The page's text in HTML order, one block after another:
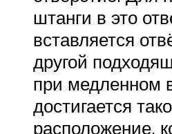
штанги в это
вставляется
другой
при медленном
достигается
расположение,